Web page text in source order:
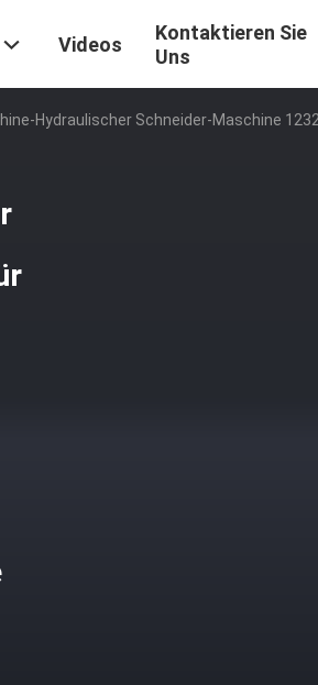
Videos
Kontaktieren Sie
Uns
Hydraulischer Schneider-Maschine 1232